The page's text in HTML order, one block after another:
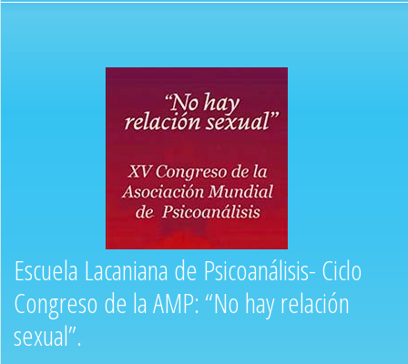
Escuela Lacaniana de Psicoanálisis- Ciclo
Congreso de la AMP: “No hay relación
sexual”.